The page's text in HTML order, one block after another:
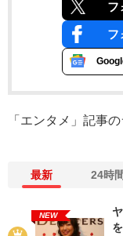
フ
フ
「エンタメ」記事
最新 24時間
NEW